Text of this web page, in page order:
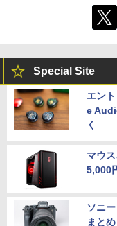
Special Site
エン
e
く
マウ
5,000
ソニ
まとめ